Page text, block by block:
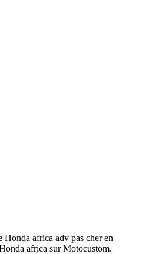
Honda africa adv pas cher en
africa sur Motocustom.